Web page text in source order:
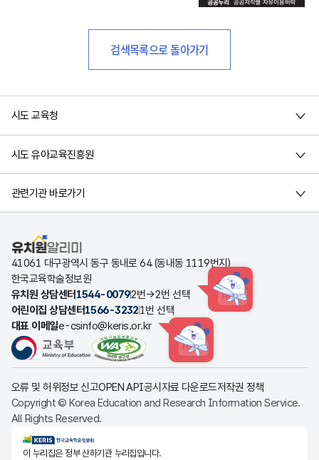
검색목록으로 돌아가기
시도 교육청
시도 유아교육진흥원
관련기관 바로가기
유치원알리미
41061 대구광역시 동구 동내로 64 (동내동 1119번지)
한국교육학술정보원
유치원 상담센터 1544-00792번→2번 선택 HINT
어린이집 상담센터1566-32321번 선택
대표 이메일e-csinfo@keris.or.kr
HINT
오류 및 허위정보 신고OPEN API공시자료 다운로드저작권 정책
Copyright © Korea Education and Research Information Service.
All Rights Reserved.
KERIS한국교육학술정보원
이 누리집은 정부 산하기관 누리집입니다.